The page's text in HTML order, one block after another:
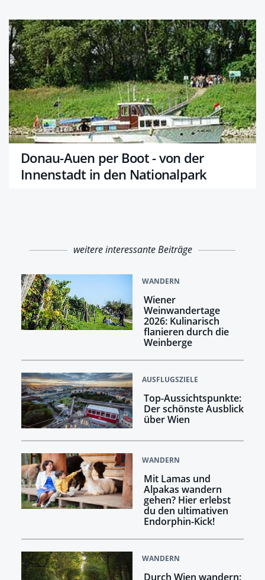
Donau-Auen per Boot - von der
Innenstadt in den Nationalpark
weitere interessante Beiträge
WANDERN
Wiener
Weinwandertage
2026: Kulinarisch
flanieren durch die
Weinberge
AUSFLUGSZIELE
Top-Aussichtspunkte:
Der schönste Ausblick
über Wien
WANDERN
Mit Lamas und
Alpakas wandern
gehen? Hier erlebst
du den ultimativen
Endorphin-Kick!
WANDERN
Durch Wien wandern: